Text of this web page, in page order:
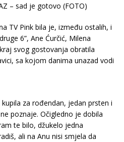
TV Pink bila je, između ostalih, i
6”, Ane Ćurčić, Milena
svog gostovanja obratila
sa kojom danima unazad vodi
za rođendan, jedan prsten i
poznaje. Očigledno je dobila
te bilo, džukelo jedna
ali na Anu nisi smjela da